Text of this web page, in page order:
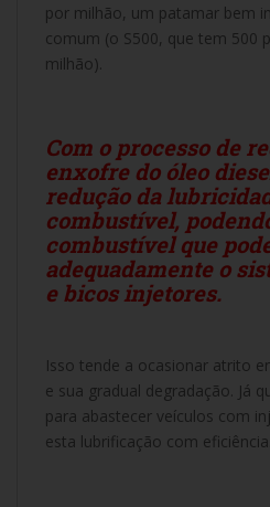
por milhão, um patamar bem
comum (o S500, que tem 500
milhão).
Com o processo de
enxofre do óleo
redução da
combustível,
combustível que
adequadamente o
e bicos injetores.
Isso tende a ocasionar atrito
e sua gradual degradação. Já
para abastecer veículos com
esta lubrificação com eficiência.